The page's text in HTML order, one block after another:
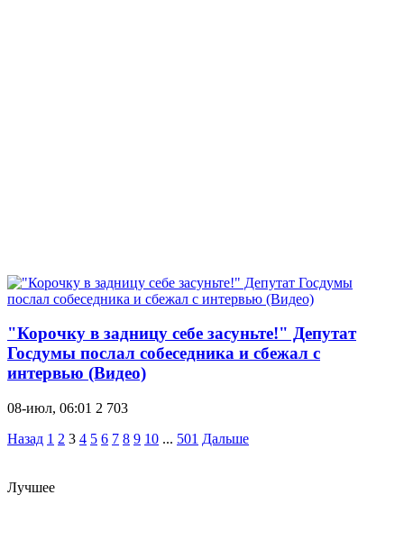
"Корочку в задницу себе засуньте!" Депутат
Госдумы послал собеседника и сбежал с
интервью (Видео)
08-июл, 06:01 2 703
Назад 1 2 3 4 5 6 7 8 9 10 ... 501 Дальше
Лучшее